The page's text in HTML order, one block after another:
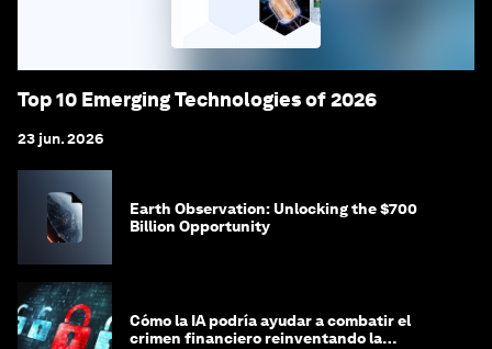
Top 10 Emerging Technologies of 2026
23 jun. 2026
Earth Observation: Unlocking the $700
Billion Opportunity
Cómo la IA podría ayudar a combatir el
crimen financiero reinventando la